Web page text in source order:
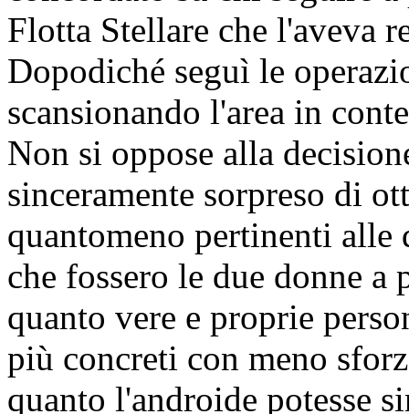
Flotta Stellare che l'aveva
Dopodiché seguì le
scansionando l'area in
Non si oppose alla
sinceramente sorpreso di
quantomeno pertinenti alle
che fossero le due donne
quanto vere e proprie
più concreti con meno
quanto l'androide potesse